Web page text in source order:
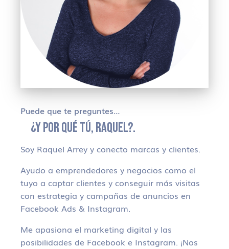
Puede que te preguntes…
¿Y POR QUÉ TÚ, RAQUEL?.
Soy Raquel Arrey y conecto marcas y clientes.
Ayudo a emprendedores y negocios como el
tuyo a captar clientes y conseguir más visitas
con estrategia y campañas de anuncios en
Facebook Ads & Instagram.
Me apasiona el marketing digital y las
posibilidades de Facebook e Instagram. ¡Nos